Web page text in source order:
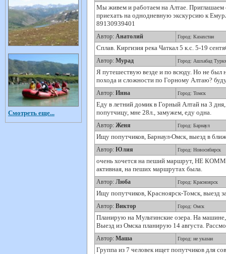
Смотреть еще...
Мы живем и работаем на Алтае. Приглашаем
приехать на однодневную экскурсию к
89130939401
Автор: Анатолий Город: Казахстан
Сплав. Киргизия река Чаткал 5 к.с. 5-19
Автор: Мурад Город: Ашхабад
Я путешествую везде и по всюду. Но не был
похода и сложности по Горному Алтаю?
Автор: Инна Город: Томск
Еду в летний домик в Горный Алтай на 3
попутчицу, мне 28л., замужем, еду одна.
Автор: Женя Город: Барнаул
Ищу попутчиков, Барнаул-Омск, выезд в
Автор: Юлия Город: Новосибирск
очень хочется на пеший маршрут, НЕ
активная, на пеших маршрутах была.
Автор: Люба Город: Красноярск
Ищу попутчиков, Красноярск-Томск, выезд
Автор: Виктор Город: Омск
Планирую на Мультинские озера. На машине,
Выезд из Омска планирую 14 августа.
Автор: Маша Город: не указан
Группа из 7 человек ищет попутчиков для